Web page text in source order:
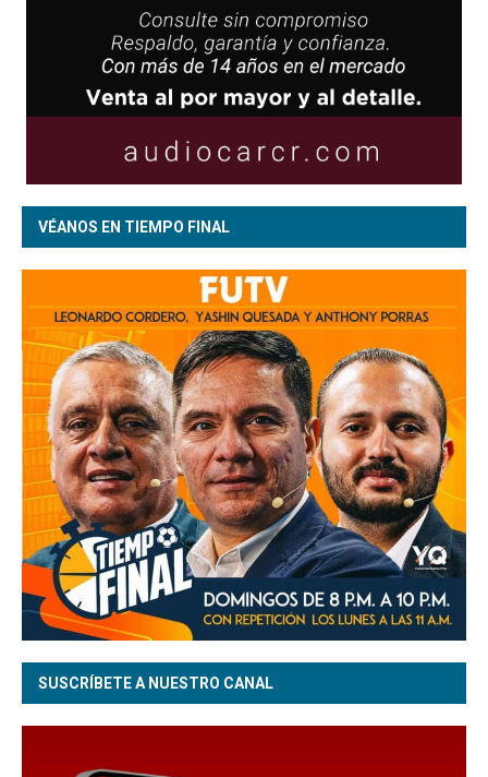
VÉANOS EN TIEMPO FINAL
SUSCRÍBETE A NUESTRO CANAL